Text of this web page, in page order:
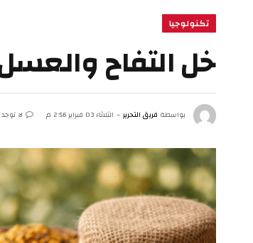
تكنولوجيا
خل التفاح
بواسطة فريق التحرير الثلاثاء 03 فبراير 2:56 م لا